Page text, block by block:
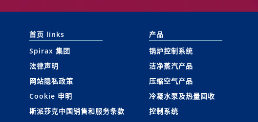
首页 links
Spirax 集团
法律声明
网站隐私政策
Cookie 申明
斯派莎克中国销售和服务条款
产品
锅炉控制系统
洁净蒸汽产品
压缩空气产品
冷凝水泵及热量回收
控制系统